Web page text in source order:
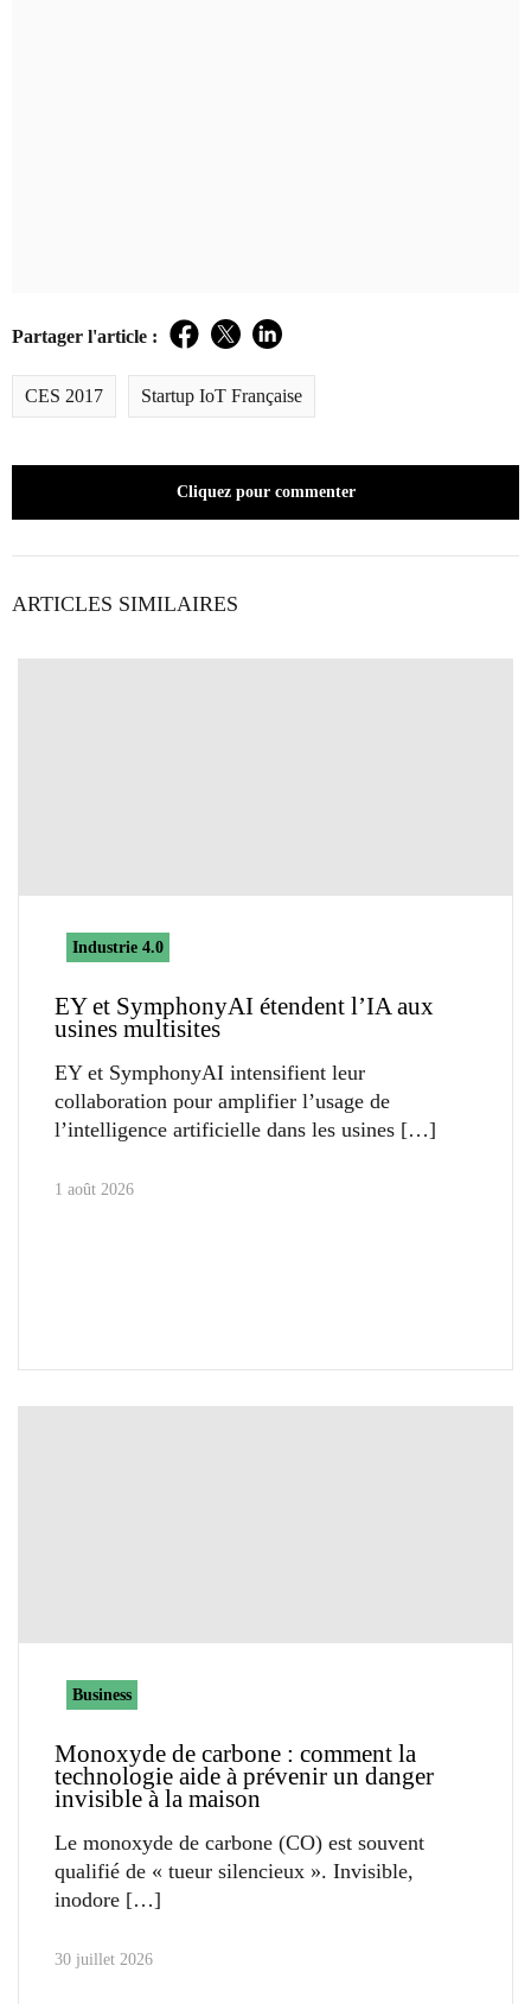
Partager l'article : Facebook
TwitterLinkedIn
CES 2017 Startup IoT Française
Cliquez pour commenter
ARTICLES SIMILAIRES
Industrie 4.0
EY et SymphonyAI étendent l’IA aux
usines multisites
EY et SymphonyAI intensifient leur
collaboration pour amplifier l’usage de
l’intelligence artificielle dans les usines
1 août 2026
Business
Monoxyde de carbone : comment la
technologie aide à prévenir un danger
invisible à la maison
Le monoxyde de carbone (CO) est souvent
qualifié de « tueur silencieux ». Invisible,
inodore
30 juillet 2026